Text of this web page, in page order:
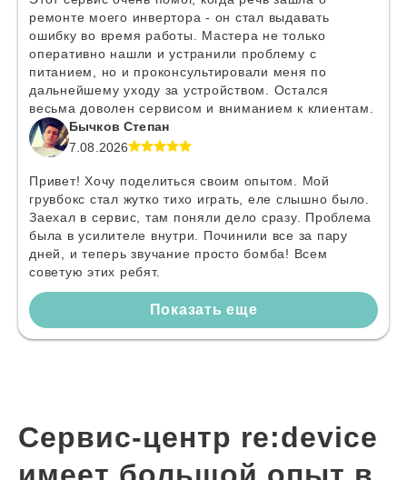
ремонте моего инвертора - он стал выдавать
ошибку во время работы. Мастера не только
оперативно нашли и устранили проблему с
питанием, но и проконсультировали меня по
дальнейшему уходу за устройством. Остался
весьма доволен сервисом и вниманием к клиентам.
Бычков Степан
7.08.2026
Привет! Хочу поделиться своим опытом. Мой
грувбокс стал жутко тихо играть, еле слышно было.
Заехал в сервис, там поняли дело сразу. Проблема
была в усилителе внутри. Починили все за пару
дней, и теперь звучание просто бомба! Всем
советую этих ребят.
Показать еще
Сервис-центр re:device